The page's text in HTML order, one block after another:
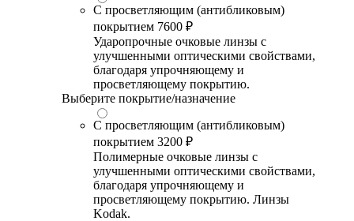
С просветляющим (антибликовым)
покрытием 7600 ₽
Ударопрочные очковые линзы с
улучшенными оптическими свойствами,
благодаря упрочняющему и
просветляющему покрытию.
Выберите покрытие/назначение
С просветляющим (антибликовым)
покрытием 3200 ₽
Полимерные очковые линзы с
улучшенными оптическими свойствами,
благодаря упрочняющему и
просветляющему покрытию. Линзы
Kodak.